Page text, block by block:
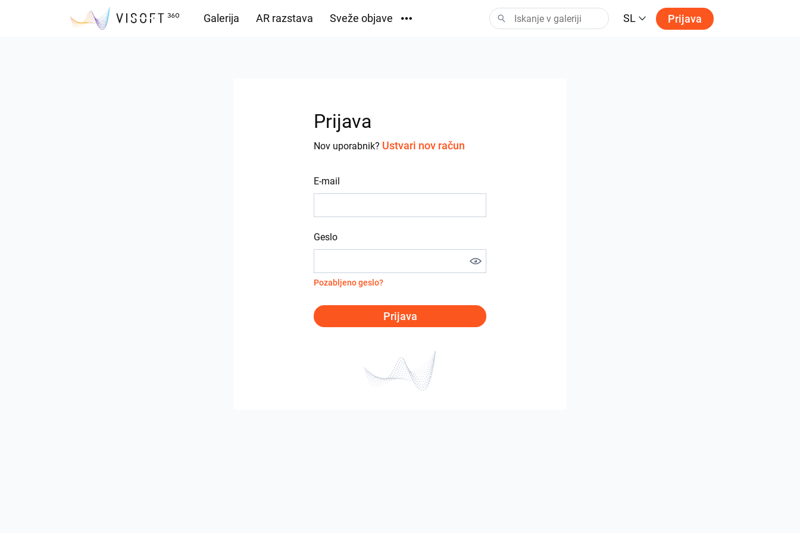
Galerija AR razstava Sveže objave SL Prijava
Prijava
Nov uporabnik? Ustvari nov račun
E-mail
Geslo
Pozabljeno geslo?
Prijava